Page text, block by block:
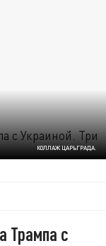
КОЛЛАЖ ЦАРЬГРАДА.
Трампа с